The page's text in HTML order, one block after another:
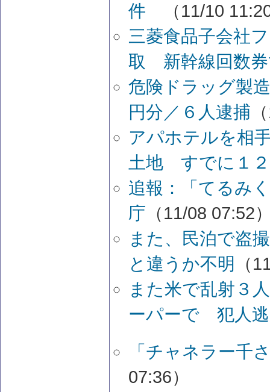
件
（11/10
三菱食品子会社
取 新幹線回数券
危険ドラッグ製
円分／６人逮捕
アパホテルを相
土地 すでに１
追報：「てるみ
庁 （11/08 07:52
また、民泊で
と違うか不明
（
また米で乱射３
ーパーで 犯人
「チャネラー千
07:36）